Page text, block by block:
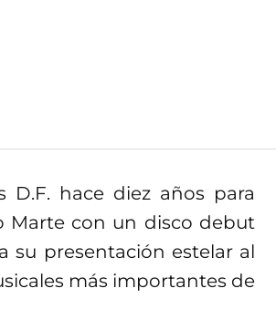
hace diez años para
Marte con un disco debut
su presentación estelar al
más importantes de